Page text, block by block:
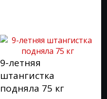
9-летняя
штангистка
подняла 75 кг